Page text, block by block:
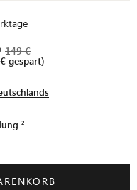
149 €
gespart)